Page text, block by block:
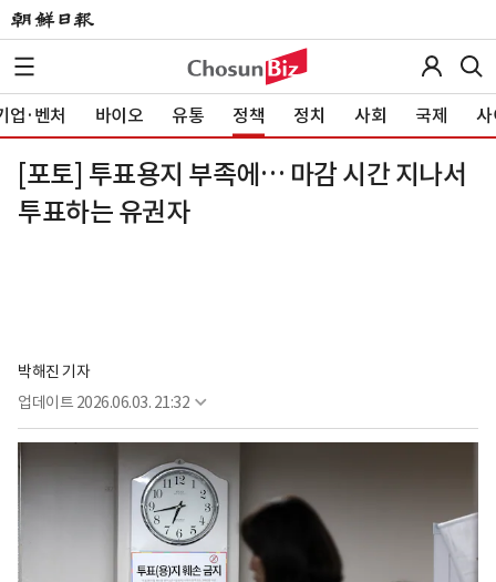
업·벤처 바이오 유통 정책 정치 사회 국제 사
[포토] 투표용지 부족에… 마감 시간 지나서
투표하는 유권자
박해진 기자
업데이트 2026.06.03. 21:32